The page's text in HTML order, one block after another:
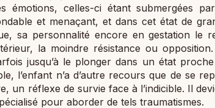
celles-ci étant submergées
et menaçant, et dans cet état de
sa personnalité encore en gestation le
la moindre résistance ou
jusqu’à le plonger dans un état
l’enfant n’a d’autre recours que de se
un réflexe de survie face à l’indicible. Il
pour aborder de tels traumatismes.